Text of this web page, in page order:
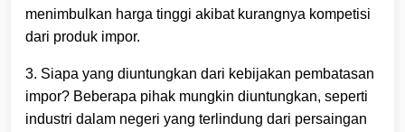
menimbulkan harga tinggi akibat kurangnya kompetisi
dari produk impor.
3. Siapa yang diuntungkan dari kebijakan pembatasan
impor? Beberapa pihak mungkin diuntungkan, seperti
industri dalam negeri yang terlindung dari persaingan